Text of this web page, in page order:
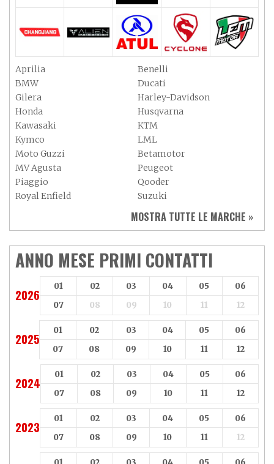
Aprilia
Benelli
BMW
Ducati
Gilera
Harley-Davidson
Honda
Husqvarna
Kawasaki
KTM
Kymco
LML
Moto Guzzi
Betamotor
MV Agusta
Peugeot
Piaggio
Qooder
Royal Enfield
Suzuki
Triumph
Yamaha
Aeon
Aspes
Axy
Baotian
MOSTRA TUTTE LE MARCHE »
ANNO MESE PRIMI CONTATTI
2026
01 02 03 04 05
06
07
08 09 10 11 12
2025
01 02 03 04 05
06
07
08 09 10 11 12
2024
01 02 03 04 05
06
07
08 09 10 11 12
2023
01 02 03 04 05
06
07
08 09 10 11 12